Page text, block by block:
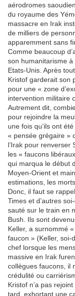
aérodromes
du royaume des
massacre en Irak
de milliers de
apparemment sans
Comme beaucoup
son humanitarisme
Etats-Unis. Après
Kristof garderait son
pour une « zone
intervention militaire
Autrement dit,
pour rejoindre la
une fois qu’ils ont
« pensée grégaire »
l’Irak pour renverser
les « faucons
qui marqua le début
Moyen-Orient et
estimations, les
Donc, il faut se
Times et d’autres
sauté sur le train en
Bush. Ils sont
Keller, a surnommé
faucon » (Keller, soi-
chef lorsque les
massive en Irak
collègues faucons, il
crédulité ou
Kristof n’a pas
tard, exhortant une